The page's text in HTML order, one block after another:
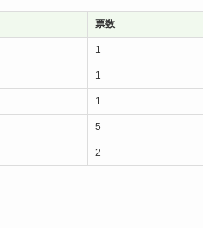
票数
1
1
1
5
2